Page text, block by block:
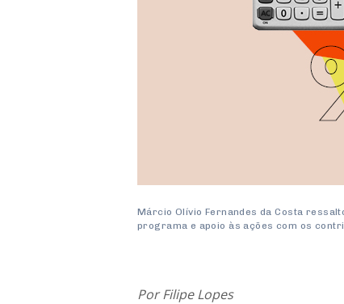
Márcio Olívio Fernandes da Costa
programa e apoio às ações com os
Por Filipe Lopes